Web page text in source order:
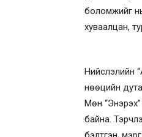
боломжийг
хуваалцан,
Нийслэлийн
нөөцийн
Мөн
байна.